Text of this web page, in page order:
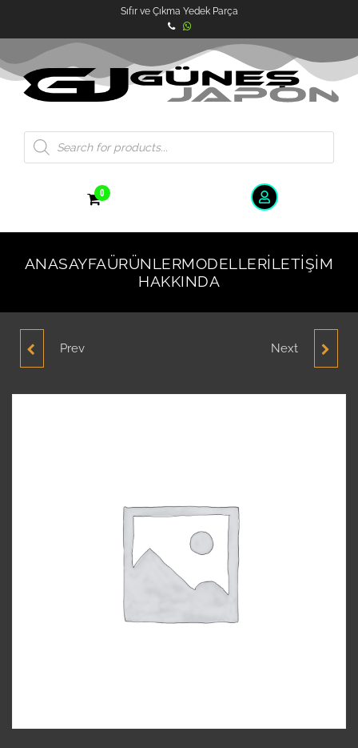
Sıfır ve Çıkma Yedek Parça
0
ANASAYFAÜRÜNLERMODELLERİLETIŞIM
HAKKINDA
HYUNDAI ACCENT
Prev HYUNDAI ACCENTNext